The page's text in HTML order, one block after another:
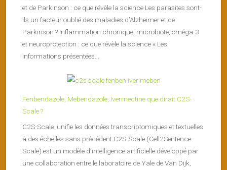
et de Parkinson : ce que révèle la science Les parasites sont-
ils un facteur oublié des maladies d’Alzheimer et de
Parkinson ? Inflammation chronique, microbiote, oméga-3
et neuroprotection : ce que révèle la science « Les
informations présentées...
Fenbendazole, Mebendazole, Ivermectine que dirait C2S-
Scale ?
C2S-Scale unifie les données transcriptomiques et textuelles
à des échelles sans précédent C2S-Scale (Cell2Sentence-
Scale) est un modèle d’intelligence artificielle développé par
une collaboration entre le laboratoire de Yale de Van Dijk,